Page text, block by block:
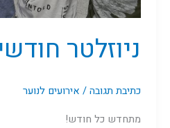
ניוזלטר
כתיבת תגובה/ אירועים לנוער
מתחדש כל חודש!